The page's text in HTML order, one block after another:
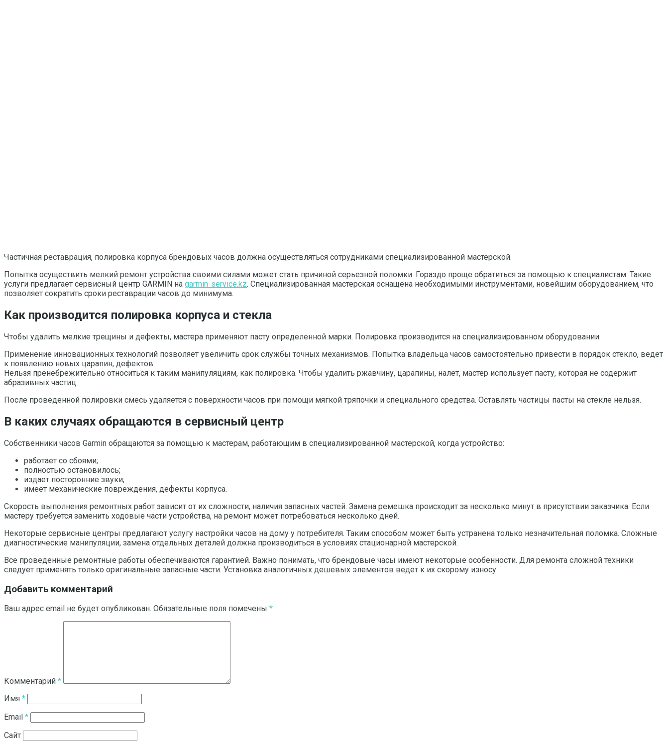
Частичная реставрация, полировка корпуса брендовых часов должна осуществляться сотрудниками специализированной мастерской.
Попытка осуществить мелкий ремонт устройства своими силами может стать причиной серьезной поломки. Гораздо проще обратиться за помощью к специалистам. Такие
услуги предлагает сервисный центр GARMIN на garmin-service.kz. Специализированная мастерская оснащена необходимыми инструментами, новейшим оборудованием, что
позволяет сократить сроки реставрации часов до минимума.
Как производится полировка корпуса и стекла
Чтобы удалить мелкие трещины и дефекты, мастера применяют пасту определенной марки. Полировка производится на специализированном оборудовании.
Применение инновационных технологий позволяет увеличить срок службы точных механизмов. Попытка владельца часов самостоятельно привести в порядок стекло, ведет
к появлению новых царапин, дефектов.
Нельзя пренебрежительно относиться к таким манипуляциям, как полировка. Чтобы удалить ржавчину, царапины, налет, мастер использует пасту, которая не содержит
абразивных частиц.
После проведенной полировки смесь удаляется с поверхности часов при помощи мягкой тряпочки и специального средства. Оставлять частицы пасты на стекле нельзя.
В каких случаях обращаются в сервисный центр
Собственники часов Garmin обращаются за помощью к мастерам, работающим в специализированной мастерской, когда устройство:
работает со сбоями;
полностью остановилось;
издает посторонние звуки;
имеет механические повреждения, дефекты корпуса.
Скорость выполнения ремонтных работ зависит от их сложности, наличия запасных частей. Замена ремешка происходит за несколько минут в присутствии заказчика. Если
мастеру требуется заменить ходовые части устройства, на ремонт может потребоваться несколько дней.
Некоторые сервисные центры предлагают услугу настройки часов на дому у потребителя. Таким способом может быть устранена только незначительная поломка. Сложные
диагностические манипуляции, замена отдельных деталей должна производиться в условиях стационарной мастерской.
Все проведенные ремонтные работы обеспечиваются гарантией. Важно понимать, что брендовые часы имеют некоторые особенности. Для ремонта сложной техники
следует применять только оригинальные запасные части. Установка аналогичных дешевых элементов ведет к их скорому износу.
Добавить комментарий
Ваш адрес email не будет опубликован. Обязательные поля помечены *
Комментарий *
Имя *
Email *
Сайт